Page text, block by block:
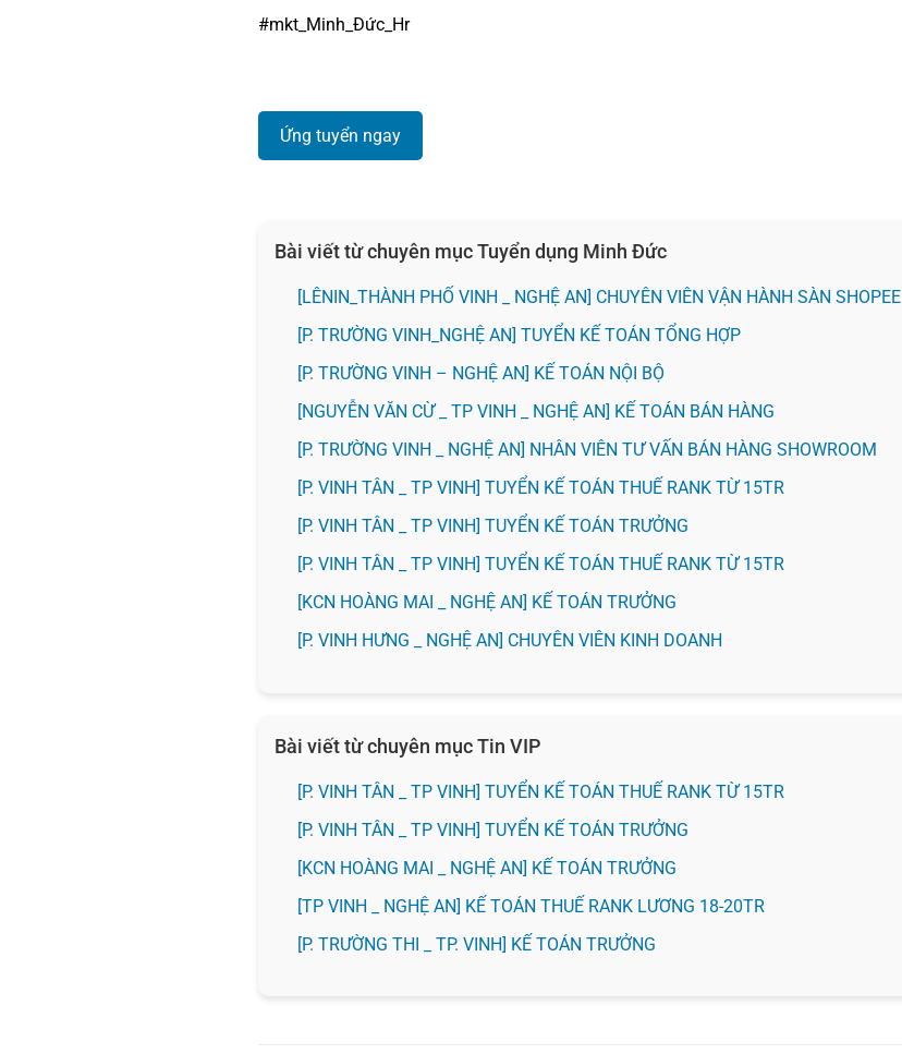
#mkt_Minh_Đức_Hr
Ứng tuyển ngay
Bài viết từ chuyên mục Tuyển dụng Minh Đức
️[LÊNIN_THÀNH PHỐ VINH _ NGHỆ AN] CHUYÊN VIÊN VẬN HÀNH SÀN SHOPEE
[P. TRƯỜNG VINH_NGHỆ AN] TUYỂN KẾ TOÁN TỔNG HỢP
[P. TRƯỜNG VINH – NGHỆ AN] KẾ TOÁN NỘI BỘ
[NGUYỄN VĂN CỪ _ TP VINH _ NGHỆ AN] KẾ TOÁN BÁN HÀNG
[P. TRƯỜNG VINH _ NGHỆ AN] NHÂN VIÊN TƯ VẤN BÁN HÀNG SHOWROOM
[P. VINH TÂN _ TP VINH] TUYỂN KẾ TOÁN THUẾ RANK TỪ 15TR
[P. VINH TÂN _ TP VINH] TUYỂN KẾ TOÁN TRƯỞNG
[P. VINH TÂN _ TP VINH] TUYỂN KẾ TOÁN THUẾ RANK TỪ 15TR
️[KCN HOÀNG MAI _ NGHỆ AN] KẾ TOÁN TRƯỞNG
️[P. VINH HƯNG _ NGHỆ AN] CHUYÊN VIÊN KINH DOANH
Bài viết từ chuyên mục Tin VIP
[P. VINH TÂN _ TP VINH] TUYỂN KẾ TOÁN THUẾ RANK TỪ 15TR
[P. VINH TÂN _ TP VINH] TUYỂN KẾ TOÁN TRƯỞNG
️[KCN HOÀNG MAI _ NGHỆ AN] KẾ TOÁN TRƯỞNG
[TP VINH _ NGHỆ AN] KẾ TOÁN THUẾ RANK LƯƠNG 18-20TR
️[P. TRƯỜNG THI _ TP. VINH] KẾ TOÁN TRƯỞNG